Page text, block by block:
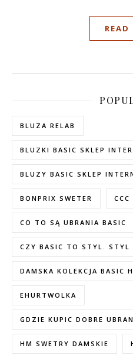
READ
BLUZA RELAB
BLUZKI BASIC SKLEP
BLUZY BASIC SKLEP
BONPRIX SWETER CCC
CO TO SĄ UBRANIA BASIC
CZY BASIC TO STYL. STYL
DAMSKA KOLEKCJA BASIC
EHURTWOLKA
GDZIE KUPIC DOBRE
HM SWETRY DAMSKIE